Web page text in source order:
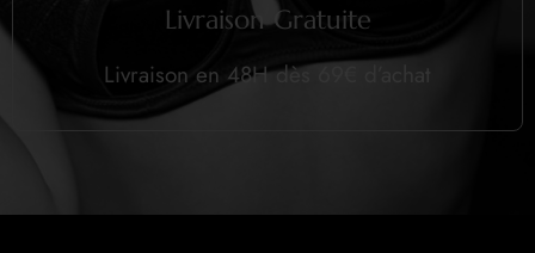
Livraison Gratuite
Livraison en 48H dès 69€ d’achat